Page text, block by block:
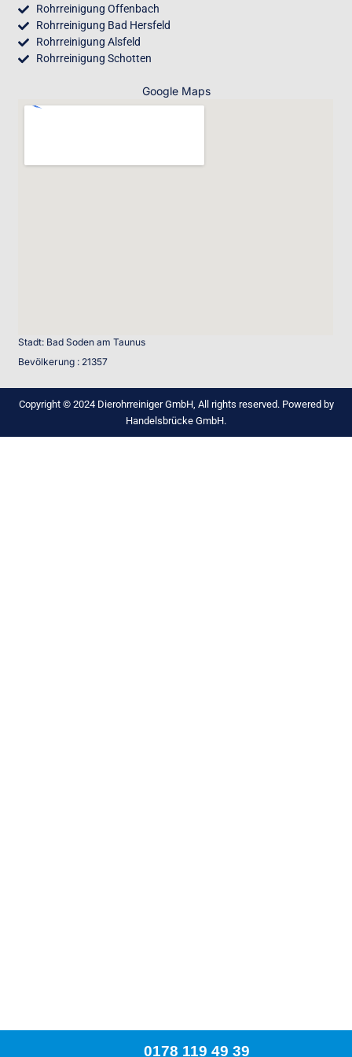
Rohrreinigung Offenbach
Rohrreinigung Bad Hersfeld
Rohrreinigung Alsfeld
Rohrreinigung Schotten
Google Maps
Stadt: Bad Soden am Taunus
Bevölkerung : 21357
Copyright © 2024 Dierohrreiniger GmbH, All rights reserved. Powered by
Handelsbrücke GmbH.
0178 119 49 39